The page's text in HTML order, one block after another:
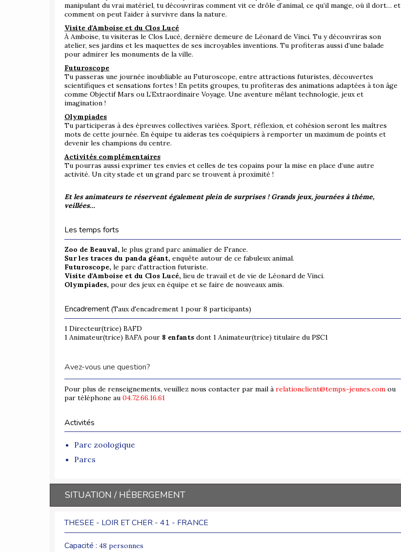
manipulant du vrai matériel, tu découvriras comment vit ce drôle d’animal, ce qu’il mange, où il dort… et
comment on peut l’aider à survivre dans la nature.
Visite d'Amboise et du Clos Lucé
À Amboise, tu visiteras le Clos Lucé, dernière demeure de Léonard de Vinci. Tu y découvriras son
atelier, ses jardins et les maquettes de ses incroyables inventions. Tu profiteras aussi d’une balade
pour admirer les monuments de la ville.
Futuroscope
Tu passeras une journée inoubliable au Futuroscope, entre attractions futuristes, découvertes
scientifiques et sensations fortes ! En petits groupes, tu profiteras des animations adaptées à ton âge
comme Objectif Mars ou L’Extraordinaire Voyage. Une aventure mêlant technologie, jeux et
imagination !
Olympiades
Tu participeras à des épreuves collectives variées. Sport, réflexion, et cohésion seront les maîtres
mots de cette journée. En équipe tu aideras tes coéquipiers à remporter un maximum de points et
devenir les champions du centre.
Activités complémentaires
Tu pourras aussi exprimer tes envies et celles de tes copains pour la mise en place d’une autre
activité. Un city stade et un grand parc se trouvent à proximité !
Et les animateurs te réservent également plein de surprises ! Grands jeux, journées à thème,
veillées…
Les temps forts
Zoo de Beauval, le plus grand parc animalier de France.
Sur les traces du panda géant, enquête autour de ce fabuleux animal.
Futuroscope, le parc d'attraction futuriste.
Visite d'Amboise et du Clos Lucé, lieu de travail et de vie de Léonard de Vinci.
Olympiades, pour des jeux en équipe et se faire de nouveaux amis.
Encadrement (Taux d'encadrement 1 pour 8 participants)
1 Directeur(trice) BAFD
1 Animateur(trice) BAFA pour 8 enfants dont 1 Animateur(trice) titulaire du PSC1
Avez-vous une question?
Pour plus de renseignements, veuillez nous contacter par mail à relationclient@temps-jeunes.com ou
par téléphone au 04.72.66.16.61
Activités
Parc zoologique
Parcs
SITUATION / HÉBERGEMENT
THESEE - LOIR ET CHER - 41 - FRANCE
Capacité : 48 personnes